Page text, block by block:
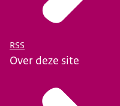
RSS
Over deze site